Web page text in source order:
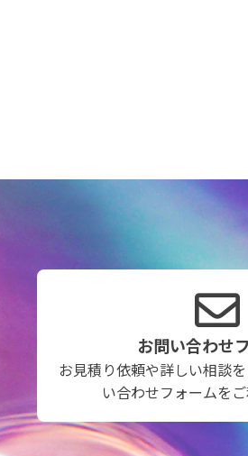
お問い合わせ
お見積り依頼や詳しい相談
い合わせフォームを